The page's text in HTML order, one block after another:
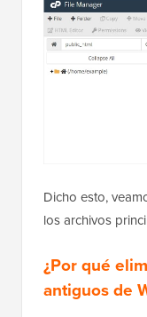
Dicho esto,
los archivos
¿Por qué
antiguos de